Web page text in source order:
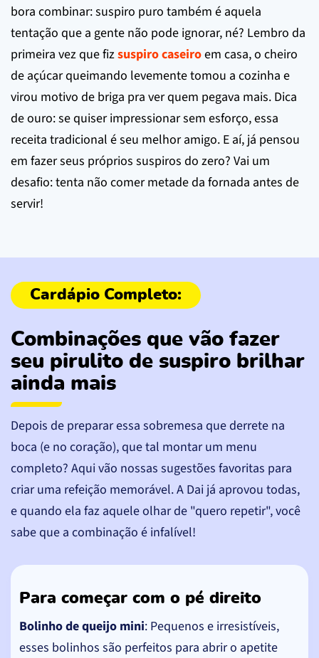
bora combinar: suspiro puro também é aquela
tentação que a gente não pode ignorar, né? Lembro da
primeira vez que fizsuspiro caseiroem casa, o cheiro
de açúcar queimando levemente tomou a cozinha e
virou motivo de briga pra ver quem pegava mais. Dica
de ouro: se quiser impressionar sem esforço, essa
receita tradicional é seu melhor amigo. E aí, já pensou
em fazer seus próprios suspiros do zero? Vai um
desafio: tenta não comer metade da fornada antes de
servir!
Combinações que vão fazer
seu pirulito de suspiro brilhar
ainda mais
Depois de preparar essa sobremesa que derrete na
boca (e no coração), que tal montar um menu
completo? Aqui vão nossas sugestões favoritas para
criar uma refeição memorável. A Dai já aprovou todas,
e quando ela faz aquele olhar de "quero repetir", você
sabe que a combinação é infalível!
Para começar com o pé direito
Bolinho de queijo mini: Pequenos e irresistíveis,
esses bolinhos são perfeitos para abrir o apetite